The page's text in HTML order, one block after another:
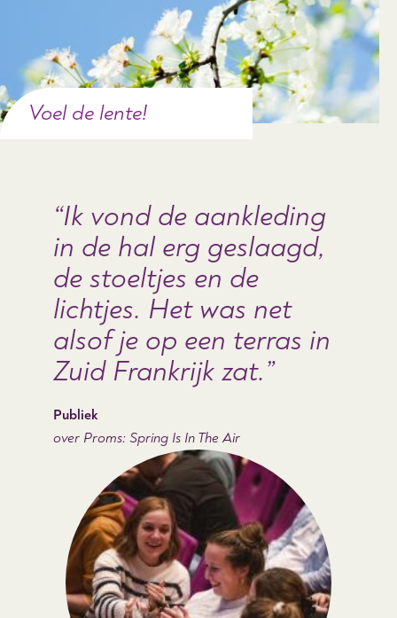
Voel de lente!
Ik vond de aankleding
in de hal erg geslaagd,
de stoeltjes en de
lichtjes. Het was net
alsof je op een terras in
Zuid Frankrijk zat.
Publiek
over Proms: Spring Is In The Air